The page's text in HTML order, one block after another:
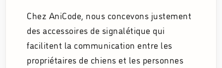
Chez AniCode, nous concevons justement
des accessoires de signalétique qui
facilitent la communication entre les
propriétaires de chiens et les personnes